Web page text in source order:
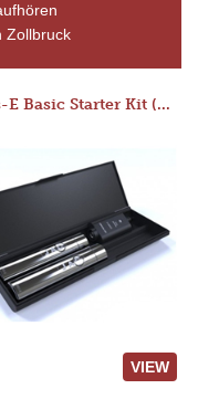
Zollbruck
Series-E Basic Starter Kit (No Tank)
VIEW